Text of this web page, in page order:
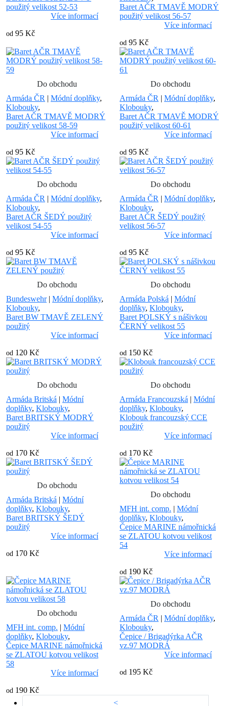
použitý velikost 52-53
Více informací
od 95 Kč
Baret AČR TMAVĚ MODRÝ
použitý velikost 56-57
Více informací
od 95 Kč
Do obchodu
Armáda ČR | Módní doplňky,
Klobouky,
Baret AČR TMAVĚ MODRÝ
použitý velikost 58-59
Více informací
od 95 Kč
Do obchodu
Armáda ČR | Módní doplňky,
Klobouky,
Baret AČR TMAVĚ MODRÝ
použitý velikost 60-61
Více informací
od 95 Kč
Do obchodu
Armáda ČR | Módní doplňky,
Klobouky,
Baret AČR ŠEDÝ použitý
velikost 54-55
Více informací
od 95 Kč
Do obchodu
Armáda ČR | Módní doplňky,
Klobouky,
Baret AČR ŠEDÝ použitý
velikost 56-57
Více informací
od 95 Kč
Do obchodu
Bundeswehr| Módní doplňky,
Klobouky,
Baret BW TMAVĚ ZELENÝ
použitý
Více informací
od 120 Kč
Do obchodu
Armáda Polská | Módní
doplňky, Klobouky,
Baret POLSKÝ s nášivkou
ČERNÝ velikost 55
Více informací
od 150 Kč
Do obchodu
Armáda Britská | Módní
doplňky, Klobouky,
Baret BRITSKÝ MODRÝ
použitý
Více informací
od 170 Kč
Do obchodu
Armáda Francouzská | Módní
doplňky, Klobouky,
Klobouk francouzský CCE
použitý
Více informací
od 170 Kč
Do obchodu
Armáda Britská | Módní
doplňky, Klobouky,
Baret BRITSKÝ ŠEDÝ
použitý
Více informací
od 170 Kč
Do obchodu
MFH int. comp. | Módní
doplňky, Klobouky,
Čepice MARINE námořnická
se ZLATOU kotvou velikost
54
Více informací
od 190 Kč
Do obchodu
MFH int. comp. | Módní
doplňky, Klobouky,
Čepice MARINE námořnická
se ZLATOU kotvou velikost
58
Více informací
od 190 Kč
Do obchodu
Armáda ČR | Módní doplňky,
Klobouky,
Čepice / Brigadýrka AČR
vz.97 MODRÁ
Více informací
od 195 Kč
<